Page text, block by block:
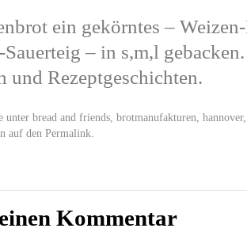
ein gekörntes –
– in s,m,l
und Rezeptgeschichten.
unter bread and friends, brotmanufakturen, hannover
auf den Permalink.
Kommentar